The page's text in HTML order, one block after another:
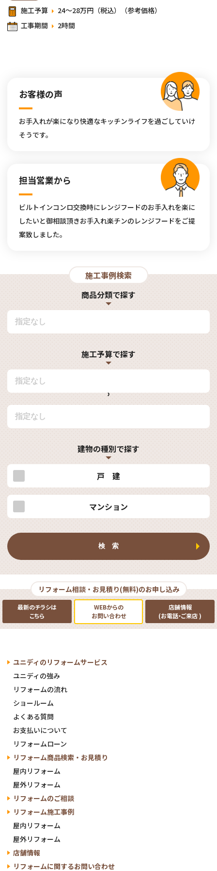
施工予算
24～28万円（税込）（参考価格）
工事期間
2時間
お客様の声
お手入れが楽になり快適なキッチンライフを過ごしていけ
そうです。
担当営業から
ビルトインコンロ交換時にレンジフードのお手入れを楽に
したいと御相談頂きお手入れ楽チンのレンジフードをご提
案致しました。
施工事例検索
商品分類で探す
施工予算で探す
建物の種別で探す
戸 建
マンション
検 索
リフォーム相談・お見積り(無料)のお申し込み
最新のチラシは
こちら
WEBからの
お問い合わせ
店舗情報
(お電話・ご来店)
ユニディの リフォームサービス
ユニディの強み
リフォームの流れ
ショールーム
よくある質問
お支払いについて
リフォームローン
リフォーム商品検索・ お見積り
屋内リフォーム
屋外リフォーム
リフォームのご相談
リフォーム施工事例
屋内リフォーム
屋外リフォーム
店舗情報
リフォームに関するお問い合わせ